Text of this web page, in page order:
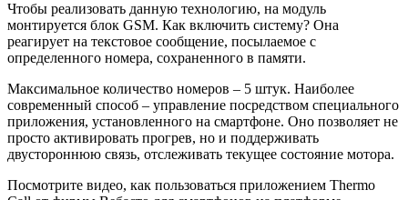
Чтобы реализовать данную технологию, на модуль
монтируется блок GSM. Как включить систему? Она
реагирует на текстовое сообщение, посылаемое с
определенного номера, сохраненного в памяти.
Максимальное количество номеров – 5 штук. Наиболее
современный способ – управление посредством специального
приложения, установленного на смартфоне. Оно позволяет не
просто активировать прогрев, но и поддерживать
двустороннюю связь, отслеживать текущее состояние мотора.
Посмотрите видео, как пользоваться приложением Thermo